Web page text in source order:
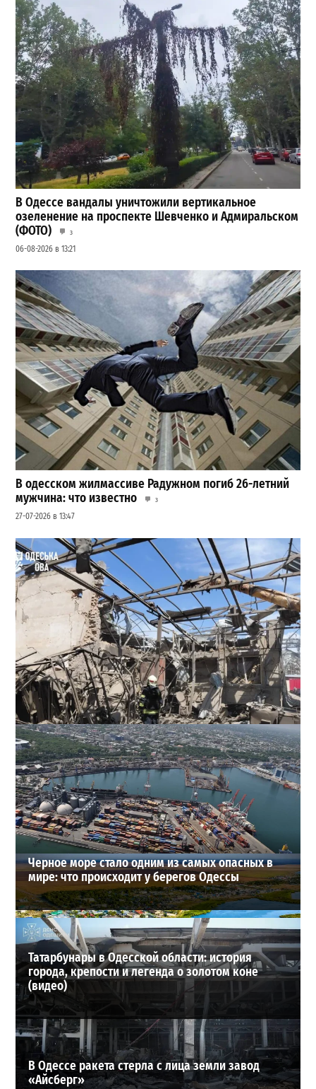
В Одессе вандалы уничтожили вертикальное
озеленение на проспекте Шевченко и Адмиральском
(ФОТО)
3
06-08-2026 в 13:21
В одесском жилмассиве Радужном погиб 26-летний
мужчина: что известно
3
27-07-2026 в 13:47
В Одессе выросло число пострадавших после атаки
реактивных дронов (фото)
24-07-2026 в 14:29
ВИБОР РЕДАКЦИИ
Черное море стало одним из самых опасных в
мире: что происходит у берегов Одессы
Татарбунары в Одесской области: история
города, крепости и легенда о золотом коне
(видео)
В Одессе ракета стерла с лица земли завод
«Айсберг»